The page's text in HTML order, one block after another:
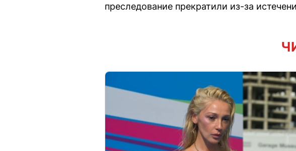
преследование прекратили из-за